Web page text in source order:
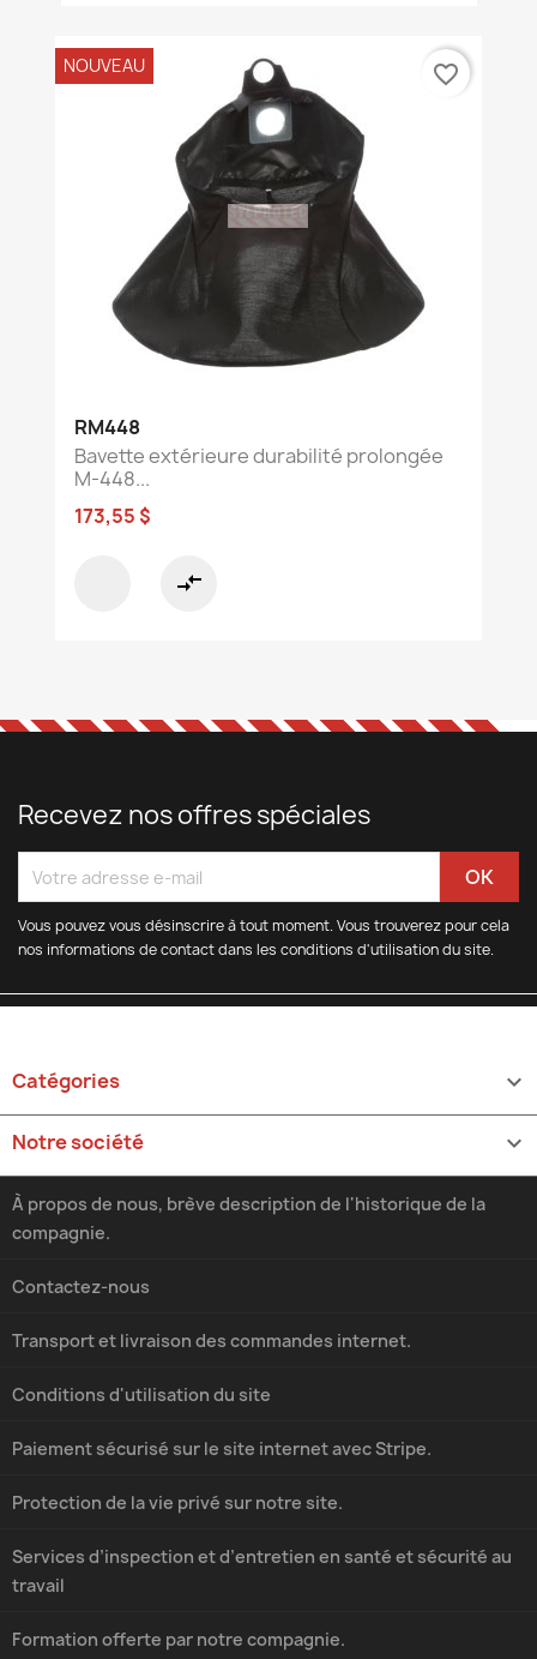
RM448
Bavette extérieure durabilité prolongée
M-448...
173,55 $
compare_arrows
NOUVEAU favorite_border
Recevez nos offres spéciales
Vous pouvez vous désinscrire à tout moment. Vous trouverez pour cela
nos informations de contact dans les conditions d'utilisation du site.
Catégories 
Notre société 
Transport et livraison des commandes internet.
Conditions d'utilisation du site
À propos de nous, brève description de l'historique de la
compagnie.
Paiement sécurisé sur le site internet avec Stripe.
Protection de la vie privé sur notre site.
Services d’inspection et d’entretien en santé et sécurité au
travail
Formation offerte par notre compagnie.
Contactez-nous